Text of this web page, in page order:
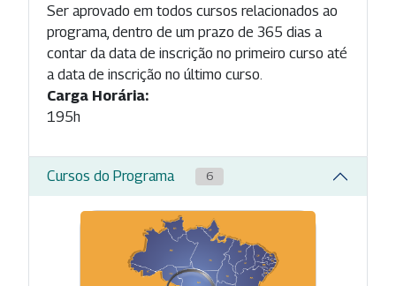
Ser aprovado em todos cursos relacionados ao
programa, dentro de um prazo de 365 dias a
contar da data de inscrição no primeiro curso até
a data de inscrição no último curso.
Carga Horária:
195h
Cursos do Programa 6